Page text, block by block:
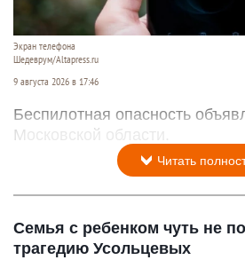
Экран телефона
Шедеврум/Altapress.ru
9 августа 2026 в 17:46
Беспилотная опасность
Московской области.
Читать
Семья с ребенком чуть не
трагедию Усольцевых